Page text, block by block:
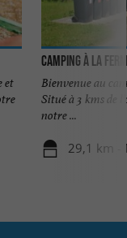
et
Camping à la
Bienvenue au
Situé à 3 kms de
notre ...
29,1 km -